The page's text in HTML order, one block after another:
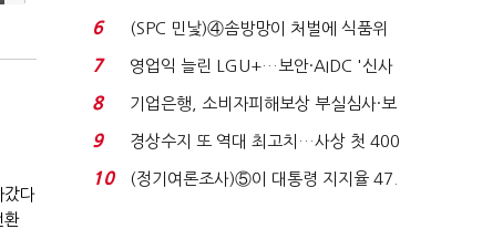
갔다
환
로이터에 성명...
6
(SPC 민낯)④솜방망이 처벌에 식품위
생법 위반 반복...
7
영업익 늘린 LGU+…보안·AIDC '신사
업 드라이브'...
8
기업은행, 소비자피해보상 부실심사·보
이스피싱 공시 ...
9
경상수지 또 역대 최고치…사상 첫 400
억달러에 '3% 성...
10
(정기여론조사)⑤이 대통령 지지율 47.